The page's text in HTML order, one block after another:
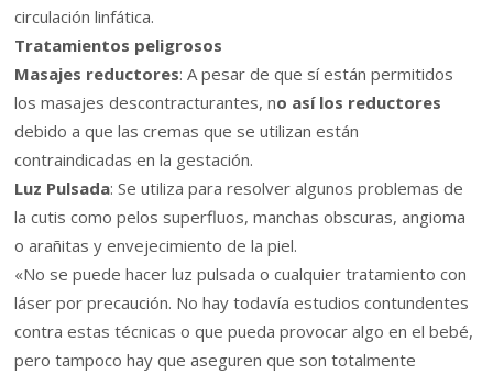
circulación linfática.
Tratamientos peligrosos
Masajes reductores: A pesar de que sí están permitidos
los masajes descontracturantes, no así los reductores
debido a que las cremas que se utilizan están
contraindicadas en la gestación.
Luz Pulsada: Se utiliza para resolver algunos problemas de
la cutis como pelos superfluos, manchas obscuras, angioma
o arañitas y envejecimiento de la piel.
«No se puede hacer luz pulsada o cualquier tratamiento con
láser por precaución. No hay todavía estudios contundentes
contra estas técnicas o que pueda provocar algo en el bebé,
pero tampoco hay que aseguren que son totalmente